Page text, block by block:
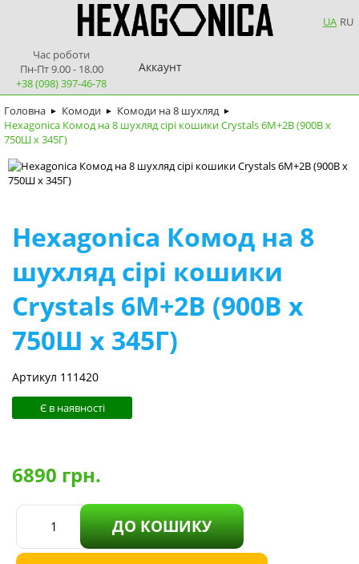
UA RU
Час роботи
Пн-Пт 9.00 - 18.00
+38 (098) 397-46-78
Аккаунт
Головна ► Комоди ► Комоди на 8 шухляд ►
Hexagonica Комод на 8 шухляд сірі кошики Crystals 6М+2В (900В х
750Ш х 345Г)
Hexagonica Комод на 8
шухляд сірі кошики
Crystals 6М+2В (900В х
750Ш х 345Г)
Артикул 111420
Є в наявності
6890 грн.
ДО КОШИКУ